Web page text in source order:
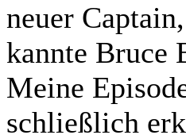
neuer
kannte Bruce
Meine
schließlich